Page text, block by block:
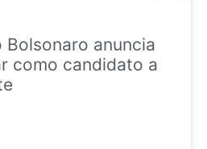
Bolsonaro anuncia
como candidato a